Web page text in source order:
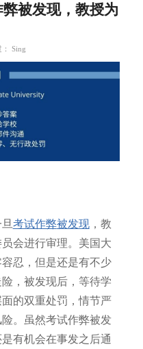
弊被发现，教授为
Sing
考试作弊被发现，教
会进行审理。美国大
忍，但是还是有不少
，被发现后，等待学
的双重处罚，情节严
。虽然考试作弊被发
有机会在事发之后通